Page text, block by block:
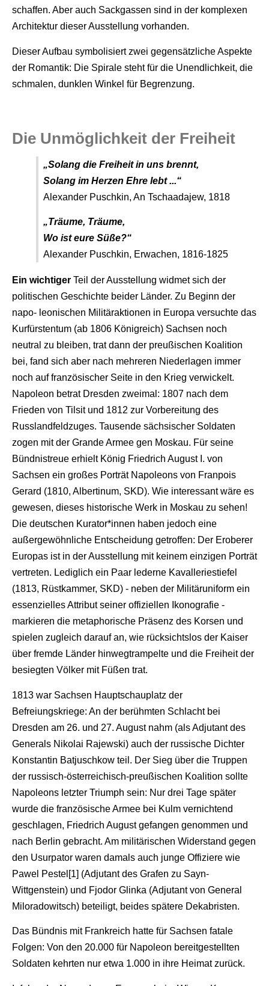
schaffen. Aber auch Sackgassen sind in der komplexen
Architektur dieser Ausstellung vorhanden.
Dieser Aufbau symbolisiert zwei gegensätzliche Aspekte
der Romantik: Die Spirale steht für die Unendlichkeit, die
schmalen, dunklen Winkel für Begrenzung.
Die Unmöglichkeit der Freiheit
„Solang die Freiheit in uns brennt,
Solang im Herzen Ehre lebt ...“
Alexander Puschkin, An Tschaadajew, 1818
„Träume, Träume,
Wo ist eure Süße?“
Alexander Puschkin, Erwachen, 1816-1825
Ein wichtiger Teil der Ausstellung widmet sich der
politischen Geschichte beider Länder. Zu Beginn der
napo- leonischen Militäraktionen in Europa versuchte das
Kurfürstentum (ab 1806 Königreich) Sachsen noch
neutral zu bleiben, trat dann der preußischen Koalition
bei, fand sich aber nach mehreren Niederlagen immer
noch auf französischer Seite in den Krieg verwickelt.
Napoleon betrat Dresden zweimal: 1807 nach dem
Frieden von Tilsit und 1812 zur Vorbereitung des
Russlandfeldzuges. Tausende sächsischer Soldaten
zogen mit der Grande Armee gen Moskau. Für seine
Bündnistreue erhielt König Friedrich August I. von
Sachsen ein großes Porträt Napoleons von Franpois
Gerard (1810, Albertinum, SKD). Wie interessant wäre es
gewesen, dieses historische Werk in Moskau zu sehen!
Die deutschen Kurator*innen haben jedoch eine
außergewöhnliche Entscheidung getroffen: Der Eroberer
Europas ist in der Ausstellung mit keinem einzigen Porträt
vertreten. Lediglich ein Paar lederne Kavalleriestiefel
(1813, Rüstkammer, SKD) - neben der Militäruniform ein
essenzielles Attribut seiner offiziellen Ikonografie -
markieren die metaphorische Präsenz des Korsen und
spielen zugleich darauf an, wie rücksichtslos der Kaiser
über fremde Länder hinwegtrampelte und die Freiheit der
besiegten Völker mit Füßen trat.
1813 war Sachsen Hauptschauplatz der
Befreiungskriege: An der berühmten Schlacht bei
Dresden am 26. und 27. August nahm (als Adjutant des
Generals Nikolai Rajewski) auch der russische Dichter
Konstantin Batjuschkow teil. Der Sieg über die Truppen
der russisch-österreichisch-preußischen Koalition sollte
Napoleons letzter Triumph sein: Nur drei Tage später
wurde die französische Armee bei Kulm vernichtend
geschlagen, Friedrich August gefangen genommen und
nach Berlin gebracht. Am militärischen Widerstand gegen
den Usurpator waren damals auch junge Offiziere wie
Pawel Pestel[1] (Adjutant des Grafen zu Sayn-
Wittgenstein) und Fjodor Glinka (Adjutant von General
Miloradowitsch) beteiligt, beides spätere Dekabristen.
Das Bündnis mit Frankreich hatte für Sachsen fatale
Folgen: Von den 20.000 für Napoleon bereitgestellten
Soldaten kehrten nur etwa 1.000 in ihre Heimat zurück.